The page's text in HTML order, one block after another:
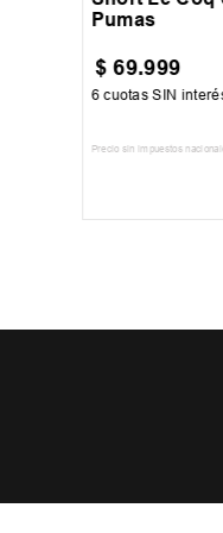
Pumas
$ 69.999
6 cuotas SIN
Precio sin impuestos